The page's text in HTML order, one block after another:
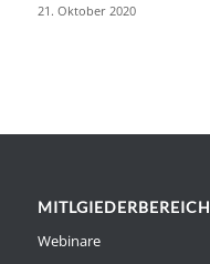
21. Oktober 2020
MITLGIEDERBEREICH
Webinare